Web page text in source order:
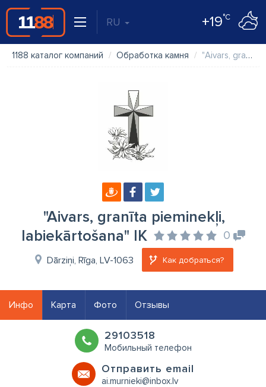
RU +19°C
1188 каталог компаний Обработка камня "Aivars, granīta pieminekļi, labiekārtošana" IK
"Aivars, granīta pieminekļi,
labiekārtošana" IK
0
Dārziņi, Rīga, LV-1063 Как добраться?
Инфо Карта Фото Отзывы
29103518
Мобильный телефон
Oтправить email
ai.murnieki@inbox.lv